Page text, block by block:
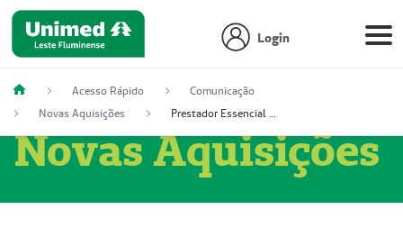
Login
Acesso Rápido
Comunicação
Novas Aquisições
Prestador Essencial Gestão em Saúde Ereli (51004354-7)
Novas Aquisições